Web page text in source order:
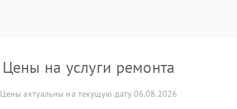
Цены на услуги ремонта
Цены актуальны на текущую дату 06.08.2026